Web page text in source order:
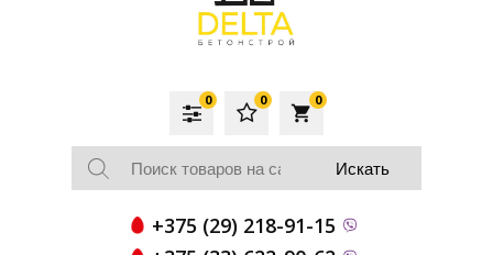
local_grocery_store
0
0
0
+375 (29) 218-91-15